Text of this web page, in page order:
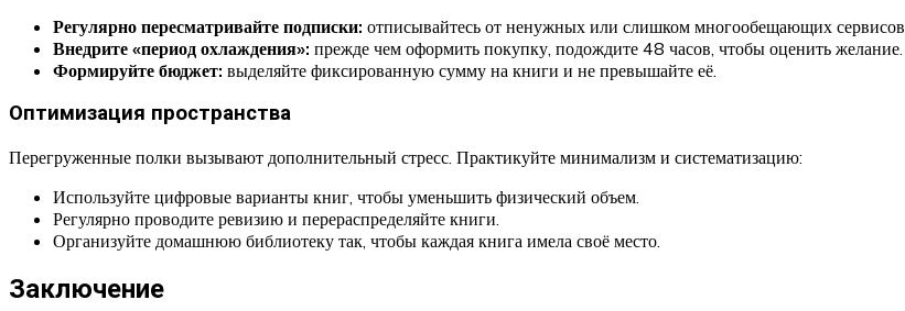
Регулярно пересматривайте подписки: отписывайтесь от ненужных или слишком многообещающих сервисов.
Внедрите «период охлаждения»: прежде чем оформить покупку, подождите 48 часов, чтобы оценить желание.
Формируйте бюджет: выделяйте фиксированную сумму на книги и не превышайте её.
Оптимизация пространства
Перегруженные полки вызывают дополнительный стресс. Практикуйте минимализм и систематизацию:
Используйте цифровые варианты книг, чтобы уменьшить физический объем.
Регулярно проводите ревизию и перераспределяйте книги.
Организуйте домашнюю библиотеку так, чтобы каждая книга имела своё место.
Заключение